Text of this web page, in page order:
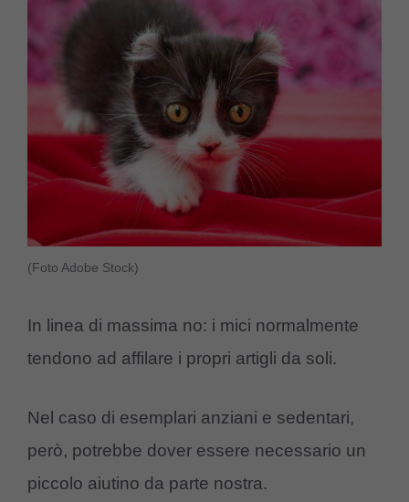
(Foto Adobe Stock)
In linea di massima no: i mici normalmente
tendono ad affilare i propri artigli da soli.
Nel caso di esemplari anziani e sedentari,
però, potrebbe dover essere necessario un
piccolo aiutino da parte nostra.